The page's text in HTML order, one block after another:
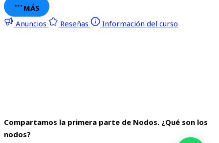
MÁS
Anuncios
Reseñas Información del curso
Compartamos la primera parte de Nodos. ¿Qué son los
nodos?